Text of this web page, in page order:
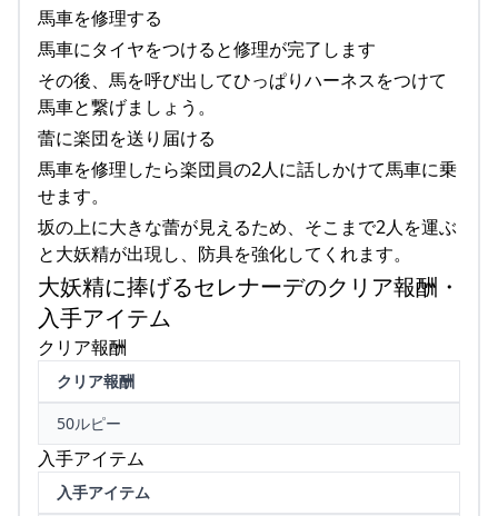
馬車を修理する
馬車にタイヤをつけると修理が完了します
その後、馬を呼び出してひっぱりハーネスをつけて
馬車と繋げましょう。
蕾に楽団を送り届ける
馬車を修理したら楽団員の2人に話しかけて馬車に乗
せます。
坂の上に大きな蕾が見えるため、そこまで2人を運ぶ
と大妖精が出現し、防具を強化してくれます。
大妖精に捧げるセレナーデのクリア報酬・
入手アイテム
クリア報酬
クリア報酬
50ルピー
入手アイテム
入手アイテム